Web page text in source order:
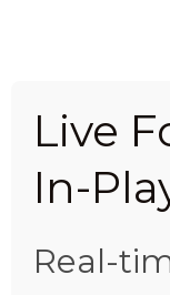
Live
In-
Real-